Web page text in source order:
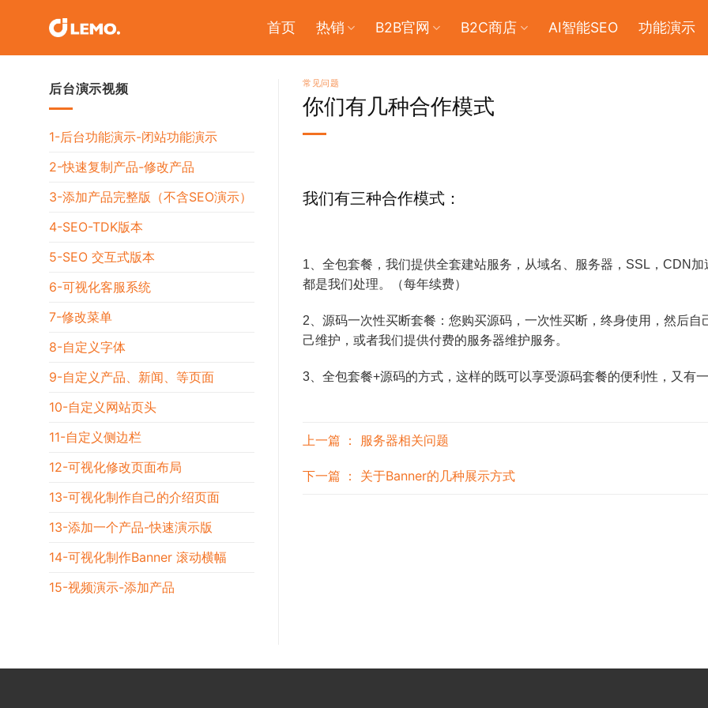
首页 热销 B2B官网 B2C商店 AI智能SEO 功能演示
后台演示视频
1-后台功能演示-闭站功能演示
2-快速复制产品-修改产品
3-添加产品完整版（不含SEO演示）
4-SEO-TDK版本
5-SEO 交互式版本
6-可视化客服系统
7-修改菜单
8-自定义字体
9-自定义产品、新闻、等页面
10-自定义网站页头
11-自定义侧边栏
12-可视化修改页面布局
13-可视化制作自己的介绍页面
13-添加一个产品-快速演示版
14-可视化制作Banner 滚动横幅
15-视频演示-添加产品
常见问题
你们有几种合作模式
我们有三种合作模式：
1、全包套餐，我们提供全套建站服务，从域名、服务器，SSL，CDN
都是我们处理。（每年续费）
2、源码一次性买断套餐：您购买源码，一次性买断，终身使用，然后
己维护，或者我们提供付费的服务器维护服务。
3、全包套餐+源码的方式，这样的既可以享受源码套餐的便利性，又有一
上一篇 ： 服务器相关问题
下一篇 ： 关于Banner的几种展示方式